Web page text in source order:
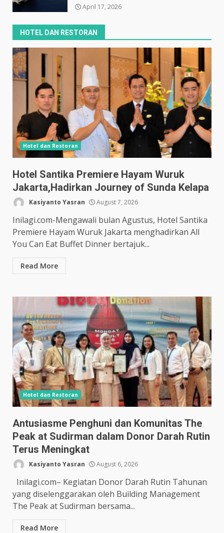
April 17, 2026
HOTEL DAN RESTORAN
Hotel dan Restoran
Hotel Santika Premiere Hayam Wuruk
Jakarta,Hadirkan Journey of Sunda Kelapa
Kasiyanto Yasran August 7, 2026
Inilagi.com-Mengawali bulan Agustus, Hotel Santika
Premiere Hayam Wuruk Jakarta menghadirkan All
You Can Eat Buffet Dinner bertajuk...
Read More
Hotel dan Restoran
Antusiasme Penghuni dan Komunitas The
Peak at Sudirman dalam Donor Darah Rutin
Terus Meningkat
Kasiyanto Yasran August 6, 2026
Inilagi.com– Kegiatan Donor Darah Rutin Tahunan
yang diselenggarakan oleh Building Management
The Peak at Sudirman bersama...
Read More